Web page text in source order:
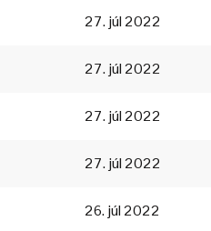
27. júl 2022
27. júl 2022
27. júl 2022
27. júl 2022
26. júl 2022